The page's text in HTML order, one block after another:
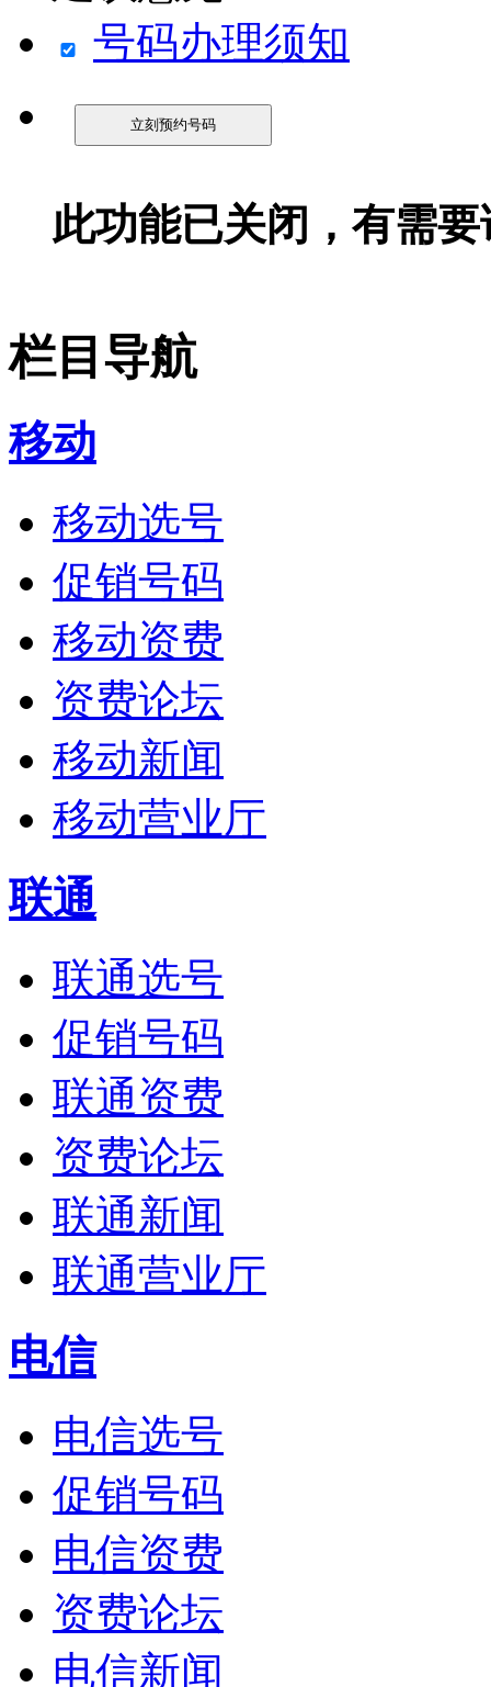
号码办理须知
此功能已关闭，有需
栏目导航
移动
移动选号
促销号码
移动资费
资费论坛
移动新闻
移动营业厅
联通
联通选号
促销号码
联通资费
资费论坛
联通新闻
联通营业厅
电信
电信选号
促销号码
电信资费
资费论坛
电信新闻